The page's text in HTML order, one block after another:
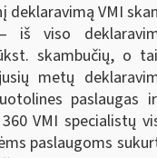
deklaravimą VMI
iš viso
skambučių, o
metų
paslaugas
VMI specialistų
paslaugoms